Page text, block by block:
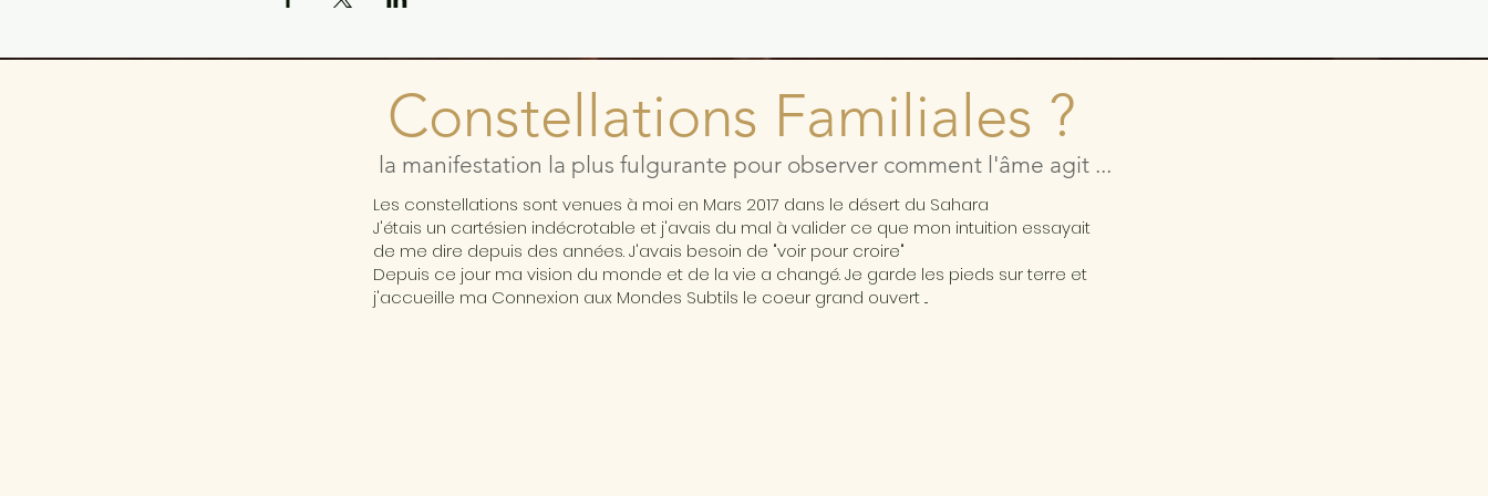
Constellations Familiales ?
la manifestation la plus fulgurante pour observer comment l'âme agit ...
Les constellations sont venues à moi en Mars 2017 dans le désert du Sahara
J'étais un cartésien indécrotable et j'avais du mal à valider ce que mon intuition essayait
de me dire depuis des années. J'avais besoin de "voir pour croire"
Depuis ce jour ma vision du monde et de la vie a changé. Je garde les pieds sur terre et
j'accueille ma Connexion aux Mondes Subtils le coeur grand ouvert ...